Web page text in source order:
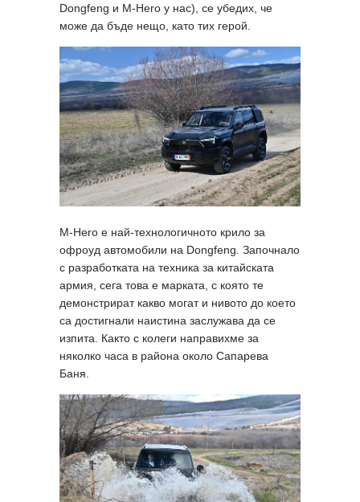
Dongfeng и M-Hero у нас), се убедих, че
може да бъде нещо, като тих герой.
M-Hero e най-технологичното крило за
офроуд автомобили на Dongfeng. Започнало
с разработката на техника за китайската
армия, сега това е марката, с която те
демонстрират какво могат и нивото до което
са достигнали наистина заслужава да се
изпита. Както с колеги направихме за
няколко часа в района около Сапарева
Баня.